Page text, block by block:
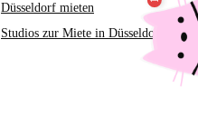
Düsseldorf mieten
Studios zur Miete in Düsseldorf